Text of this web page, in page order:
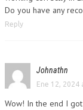
Do you have any
Reply
Johnathn
Ene 12, 2024
Wow! In the end I